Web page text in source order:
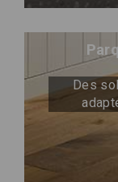
Des